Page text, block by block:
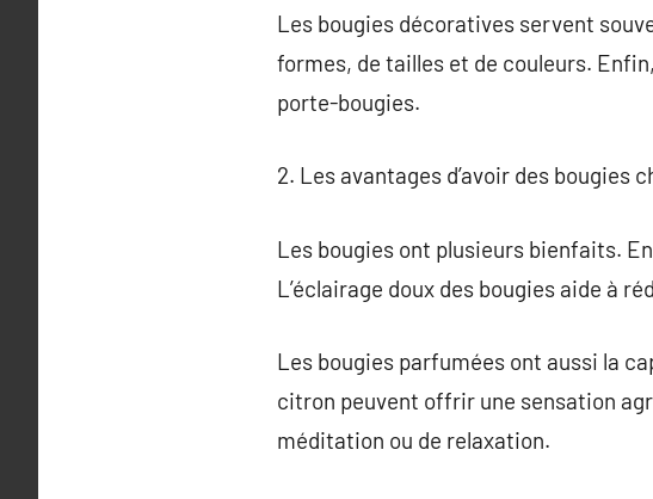
Les bougies décoratives servent
formes, de tailles et de couleurs.
porte-bougies.
2. Les avantages d’avoir des bougies
Les bougies ont plusieurs bienfaits.
L’éclairage doux des bougies aide à
Les bougies parfumées ont aussi la
citron peuvent offrir une sensation
méditation ou de relaxation.